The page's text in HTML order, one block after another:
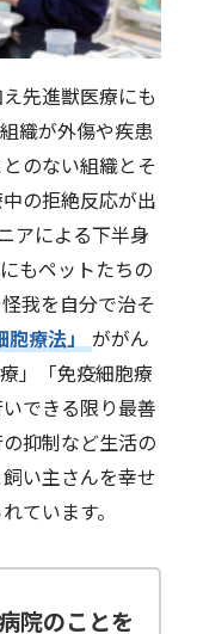
先進獣医療にも
織が外傷や疾患
のない組織とそ
の拒絶反応が出
アによる下半身
もペットたちの
我を自分で治そ
胞療法」
ががん
」「免疫細胞療
できる限り最善
抑制など生活の
い主さんを幸せ
ています。
院のことを